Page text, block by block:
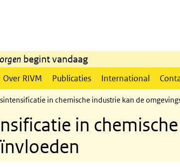
begint vandaag
Over RIVM Publicaties International
in chemische industrie kan de
in